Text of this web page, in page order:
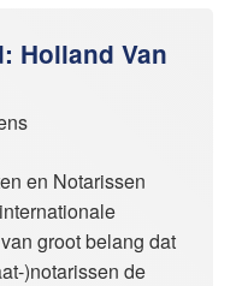
Holland Van
en Notarissen
groot belang dat
)notarissen de